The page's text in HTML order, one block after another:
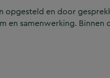
en door
en samenwerking.